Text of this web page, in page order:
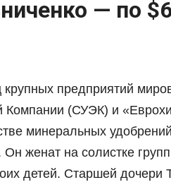
— по
предприятий
Компании (СУЭК) и
минеральных
женат на солистке
детей. Старшей дочери